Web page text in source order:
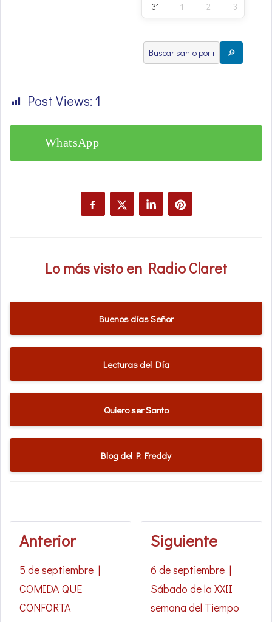
31 1 2 3
🔎
Post Views: 1
WhatsApp
Lo más visto en Radio Claret
Buenos días Señor
Lecturas del Día
Quiero ser Santo
Blog del P. Freddy
Anterior
5 de septiembre |
COMIDA QUE
CONFORTA
Siguiente
6 de septiembre |
Sábado de la XXII
semana del Tiempo